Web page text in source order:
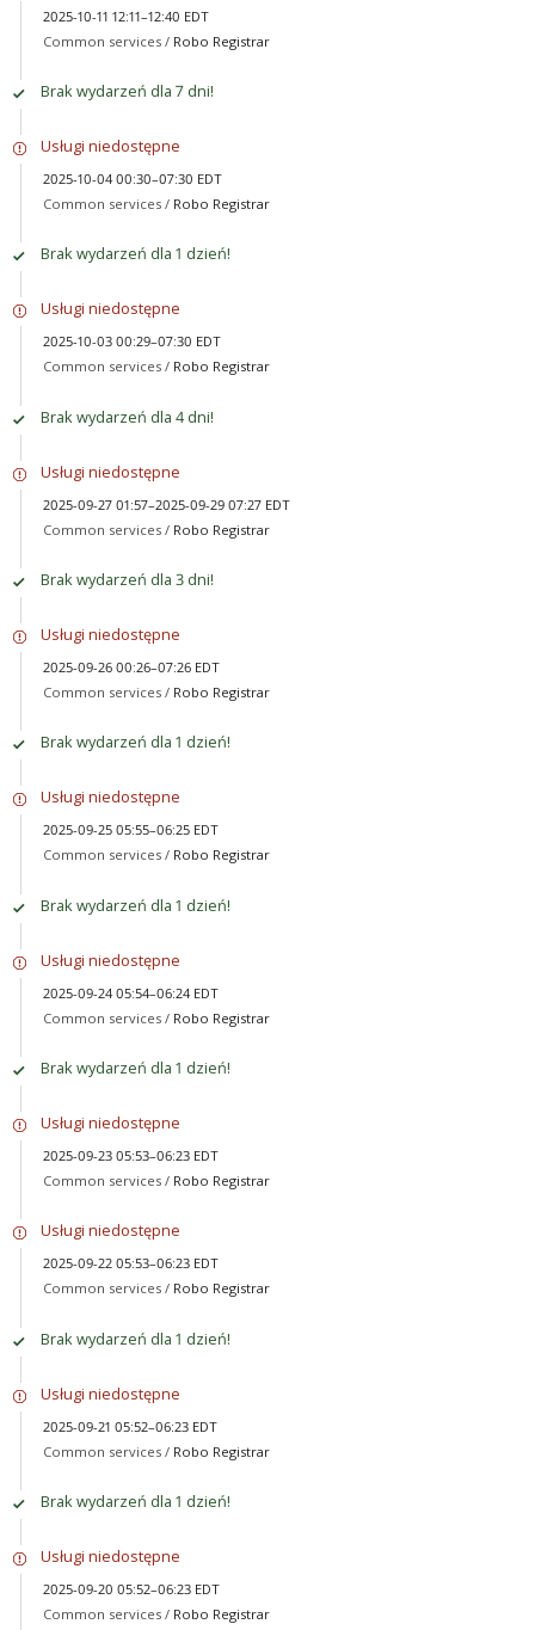
2025-10-11 12:11–12:40 EDT
Common services / Robo Registrar
Brak wydarzeń dla 7 dni!
Usługi niedostępne
2025-10-04 00:30–07:30 EDT
Common services / Robo Registrar
Brak wydarzeń dla 1 dzień!
Usługi niedostępne
2025-10-03 00:29–07:30 EDT
Common services / Robo Registrar
Brak wydarzeń dla 4 dni!
Usługi niedostępne
2025-09-27 01:57–2025-09-29 07:27 EDT
Common services / Robo Registrar
Brak wydarzeń dla 3 dni!
Usługi niedostępne
2025-09-26 00:26–07:26 EDT
Common services / Robo Registrar
Brak wydarzeń dla 1 dzień!
Usługi niedostępne
2025-09-25 05:55–06:25 EDT
Common services / Robo Registrar
Brak wydarzeń dla 1 dzień!
Usługi niedostępne
2025-09-24 05:54–06:24 EDT
Common services / Robo Registrar
Brak wydarzeń dla 1 dzień!
Usługi niedostępne
2025-09-23 05:53–06:23 EDT
Common services / Robo Registrar
Usługi niedostępne
2025-09-22 05:53–06:23 EDT
Common services / Robo Registrar
Brak wydarzeń dla 1 dzień!
Usługi niedostępne
2025-09-21 05:52–06:23 EDT
Common services / Robo Registrar
Brak wydarzeń dla 1 dzień!
Usługi niedostępne
2025-09-20 05:52–06:23 EDT
Common services / Robo Registrar